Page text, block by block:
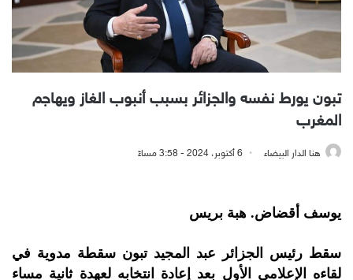
تبون يورط نفسه والجزائر بسبب أنبوب الغاز ويهاجم
المغرب
هنا الدار البيضاء 6 أكتوبر، 2024 - 3:58 مساءً
يوسف أقضاض. هبة بريس
سقط رئيس الجزائر عبد المجيد تبون سقطة مدوية في
لقاءه الإعلامي الأول بعد إعادة انتخابه لعهدة ثانية مساء